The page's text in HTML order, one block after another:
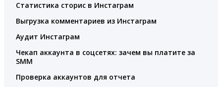
Статистика сторис в Инстаграм
Выгрузка комментариев из Инстаграм
Аудит Инстаграм
Чекап аккаунта в соцсетях: зачем вы платите за
SMM
Проверка аккаунтов для отчета